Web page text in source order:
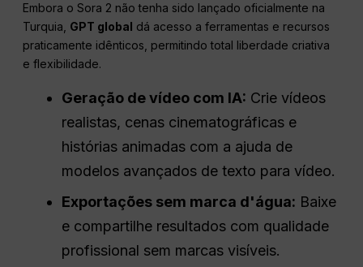
Embora o Sora 2 não tenha sido lançado oficialmente na
Turquia, GPT global dá acesso a ferramentas e recursos
praticamente idênticos, permitindo total liberdade criativa
e flexibilidade.
Geração de vídeo com IA: Crie vídeos
realistas, cenas cinematográficas e
histórias animadas com a ajuda de
modelos avançados de texto para vídeo.
Exportações sem marca d'água: Baixe
e compartilhe resultados com qualidade
profissional sem marcas visíveis.